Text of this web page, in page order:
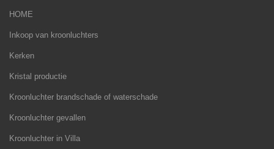
HOME
Inkoop van kroonluchters
Kerken
Kristal productie
Kroonluchter brandschade of waterschade
Kroonluchter gevallen
Kroonluchter in Villa